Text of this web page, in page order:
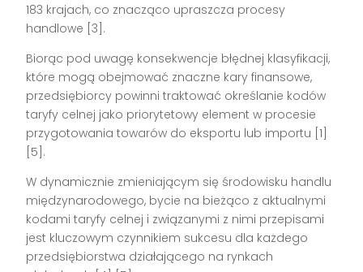
183 krajach, co znacząco upraszcza procesy
handlowe [3].
Biorąc pod uwagę konsekwencje błędnej klasyfikacji,
które mogą obejmować znaczne kary finansowe,
przedsiębiorcy powinni traktować określanie kodów
taryfy celnej jako priorytetowy element w procesie
przygotowania towarów do eksportu lub importu [1]
[5].
W dynamicznie zmieniającym się środowisku handlu
międzynarodowego, bycie na bieżąco z aktualnymi
kodami taryfy celnej i związanymi z nimi przepisami
jest kluczowym czynnikiem sukcesu dla każdego
przedsiębiorstwa działającego na rynkach